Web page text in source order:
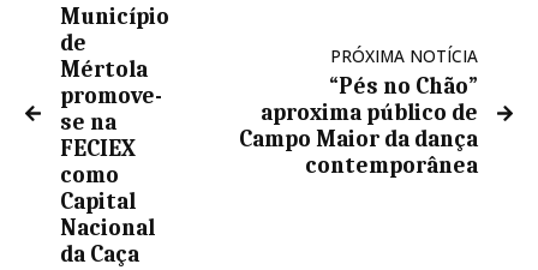
Município
de
Mértola
promove-
se na
FECIEX
como
Capital
Nacional
da Caça
PRÓXIMA NOTÍCIA
“Pés no Chão”
aproxima público de
Campo Maior da dança
contemporânea